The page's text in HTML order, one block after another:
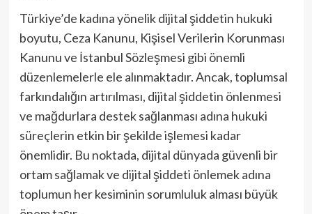
Türkiye’de kadına yönelik dijital şiddetin hukuki
boyutu, Ceza Kanunu, Kişisel Verilerin Korunması
Kanunu ve İstanbul Sözleşmesi gibi önemli
düzenlemelerle ele alınmaktadır. Ancak, toplumsal
farkındalığın artırılması, dijital şiddetin önlenmesi
ve mağdurlara destek sağlanması adına hukuki
süreçlerin etkin bir şekilde işlemesi kadar
önemlidir. Bu noktada, dijital dünyada güvenli bir
ortam sağlamak ve dijital şiddeti önlemek adına
toplumun her kesiminin sorumluluk alması büyük